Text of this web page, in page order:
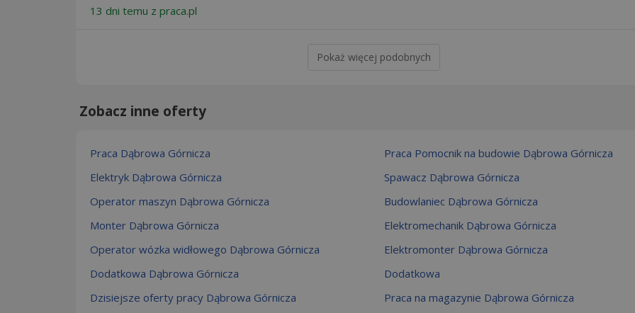
13 dni temu z praca.pl
Pokaż więcej podobnych
Zobacz inne oferty
Praca Dąbrowa Górnicza
Praca Pomocnik na budowie Dąbrowa Górnicza
Elektryk Dąbrowa Górnicza
Spawacz Dąbrowa Górnicza
Operator maszyn Dąbrowa Górnicza
Budowlaniec Dąbrowa Górnicza
Monter Dąbrowa Górnicza
Elektromechanik Dąbrowa Górnicza
Operator wózka widłowego Dąbrowa Górnicza
Elektromonter Dąbrowa Górnicza
Dodatkowa Dąbrowa Górnicza
Dodatkowa
Dzisiejsze oferty pracy Dąbrowa Górnicza
Praca na magazynie Dąbrowa Górnicza